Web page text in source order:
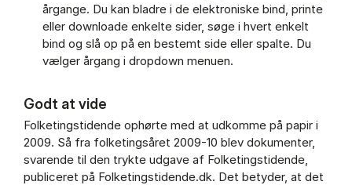
årgange. Du kan bladre i de elektroniske bind, printe
eller downloade enkelte sider, søge i hvert enkelt
bind og slå op på en bestemt side eller spalte. Du
vælger årgang i dropdown menuen.
Godt at vide
Folketingstidende ophørte med at udkomme på papir i
2009. Så fra folketingsåret 2009-10 blev dokumenter,
svarende til den trykte udgave af Folketingstidende,
publiceret på Folketingstidende.dk. Det betyder, at det